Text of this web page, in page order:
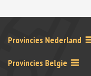
Provincies Nederland
Provincies Belgie